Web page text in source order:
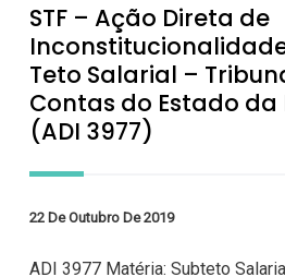
STF – Ação Direta de
Teto Salarial –
Contas do Estado da
(ADI 3977)
22 De Outubro De 2019
ADI 3977 Matéria: Subteto